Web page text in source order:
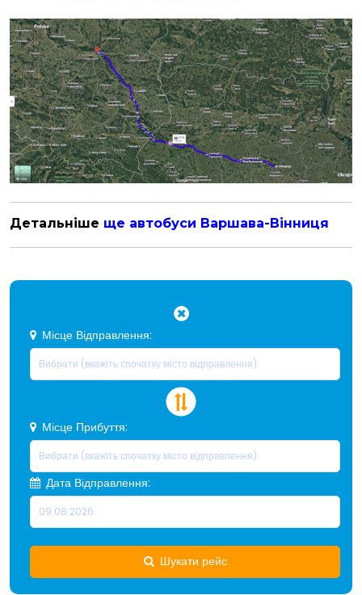
Детальніше ще автобуси Варшава-Вінниця
Місце Відправлення:
Місце Прибуття:
Дата Відправлення:
Шукати рейс